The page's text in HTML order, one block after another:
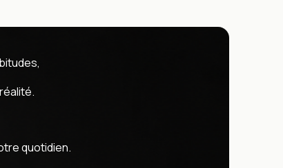
quotidien.